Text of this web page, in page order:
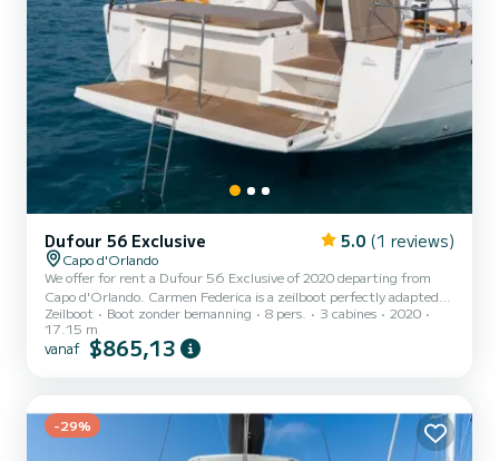
Dufour 56 Exclusive 5.0 (1 reviews)
Capo d'Orlando
We offer for rent a Dufour 56 Exclusive of 2020 departing from
Capo d'Orlando. Carmen Federica is a zeilboot perfectly adapted
for all rentals. This zeilboot is very pleasant to handle for a week
cruise or more. The zeilboot is 17 meters in length with 150
horsepower. The 3 cabins can accommodate 8 passengers when
piloot, Watermaker, Plancha, A/C. Don't hesita...
Zeilboot Boot zonder bemanning 8 pers. 3 cabines
2020
17.15 m
vanaf $865,13
-29%